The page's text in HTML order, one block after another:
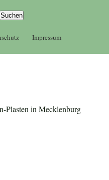
Impressum
Plasten in Mecklenburg